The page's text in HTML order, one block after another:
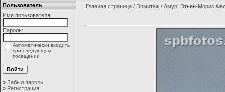
Пользователь
Имя пользователя:
Пароль:
Автоматически входить
при следующем
посещении
» Забыл пароль
» Регистрация
Главная страница / Эрмитаж / Амур. Этьен-Морис